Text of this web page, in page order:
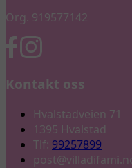
Org. 919577142
Kontakt oss
Hvalstadveien 71
1395 Hvalstad
Tlf: 99257899